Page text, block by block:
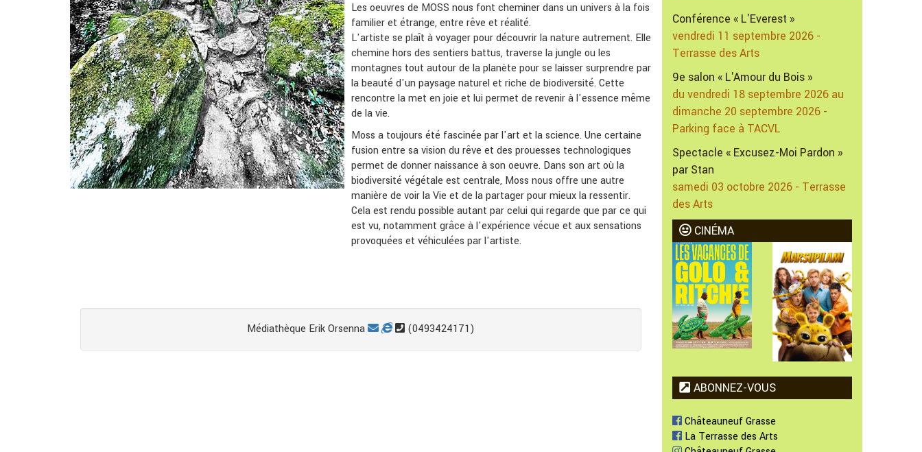
Les oeuvres de MOSS nous font cheminer dans un univers à la fois
familier et étrange, entre rêve et réalité.
L'artiste se plaît à voyager pour découvrir la nature autrement. Elle
chemine hors des sentiers battus, traverse la jungle ou les
montagnes tout autour de la planète pour se laisser surprendre par
la beauté d'un paysage naturel et riche de biodiversité. Cette
rencontre la met en joie et lui permet de revenir à l'essence même
de la vie.
Moss a toujours été fascinée par l'art et la science. Une certaine
fusion entre sa vision du rêve et des prouesses technologiques
permet de donner naissance à son oeuvre. Dans son art où la
biodiversité végétale est centrale, Moss nous offre une autre
manière de voir la Vie et de la partager pour mieux la ressentir.
Cela est rendu possible autant par celui qui regarde que par ce qui
est vu, notamment grâce à l'expérience vécue et aux sensations
provoquées et véhiculées par l'artiste.
Médiathèque Erik Orsenna (0493424171)
Conférence « L'Everest »
vendredi 11 septembre 2026 -
Terrasse des Arts
9e salon « L'Amour du Bois »
du vendredi 18 septembre 2026 au
dimanche 20 septembre 2026 -
Parking face à TACVL
Spectacle « Excusez-Moi Pardon »
par Stan
samedi 03 octobre 2026 - Terrasse
des Arts
CINÉMA
ABONNEZ-VOUS
Châteauneuf Grasse
La Terrasse des Arts